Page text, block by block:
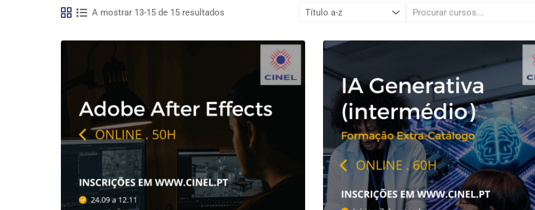
A mostrar 13-15 de 15 resultados